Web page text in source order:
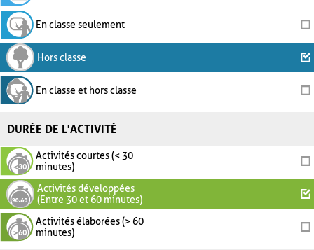
En classe seulement
Hors classe
En classe et hors classe
DURÉE DE L'ACTIVITÉ
Activités courtes (< 30
minutes)
Activités développées
(Entre 30 et 60 minutes)
Activités élaborées (> 60
minutes)